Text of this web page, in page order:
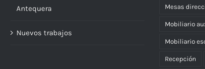
Antequera
Nuevos trabajos
Mesas
Mobiliario
Mobiliario
Recepción